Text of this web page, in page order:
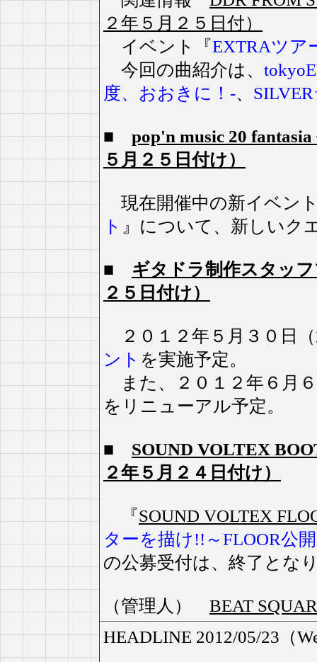
２年５月２５日付）
イベント『EXTRAツア
今回の曲紹介は、
度、おおきに！-、
■ pop'n music 20
５月２５日付け）
現在開催中の新イベン
ト 』について、新しいク
■ ギタドラ制作スタッ
２５日付け）
２０１２年５月３０日
ント を実施予定。
また、２０１２年６月
をリニューアル予定。
■ SOUND VOLTEX
２年５月２４日付け）
『SOUND VOLTEX
ターを描け!!～FLOOR公
の公募受付は、終了とな
（管理人） BEAT
HEADLINE 2012/05/23（